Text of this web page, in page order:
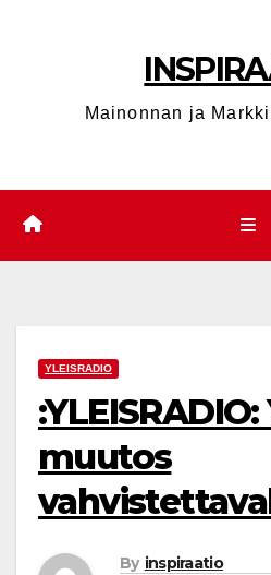
Mainonnan ja
YLEISRADIO
muutos
By inspiraatio